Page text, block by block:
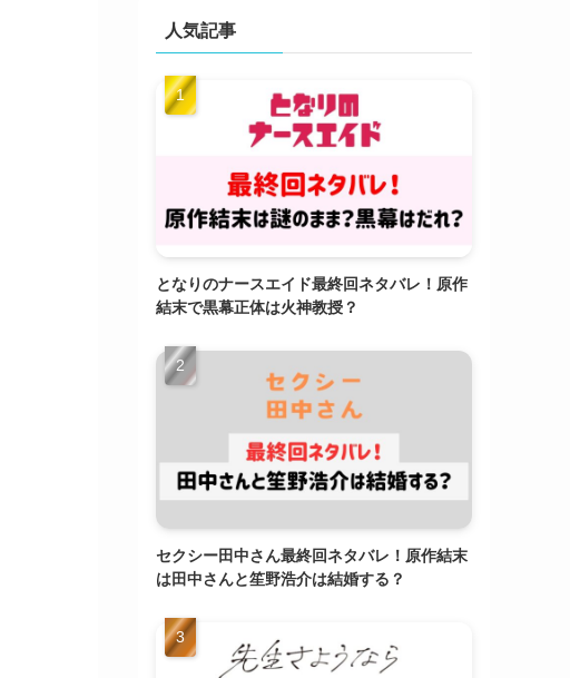
人気記事
となりのナースエイド最終回ネタバレ！原作
結末で黒幕正体は火神教授？
セクシー田中さん最終回ネタバレ！原作結末
は田中さんと笙野浩介は結婚する？